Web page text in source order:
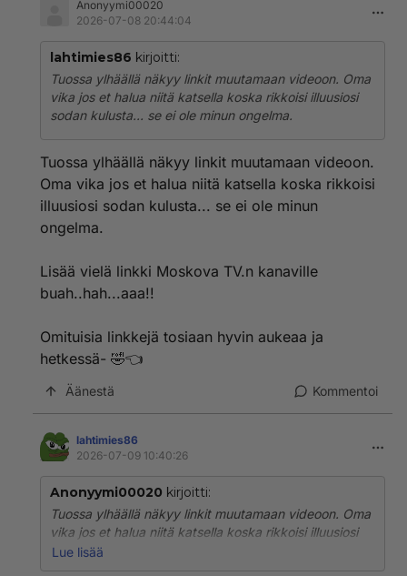
Anonyymi00020
2026-07-08 20:44:04
lahtimies86 kirjoitti:
Tuossa ylhäällä näkyy linkit muutamaan videoon. Oma
vika jos et halua niitä katsella koska rikkoisi illuusiosi
sodan kulusta... se ei ole minun ongelma.
Tuossa ylhäällä näkyy linkit muutamaan videoon.
Oma vika jos et halua niitä katsella koska rikkoisi
illuusiosi sodan kulusta... se ei ole minun
ongelma.
Lisää vielä linkki Moskova TV.n kanaville
buah..hah...aaa!!
Omituisia linkkejä tosiaan hyvin aukeaa ja
hetkessä- 🤣👈
Äänestä Kommentoi
lahtimies86
2026-07-09 10:40:26
Anonyymi00020 kirjoitti:
Tuossa ylhäällä näkyy linkit muutamaan videoon. Oma
vika jos et halua niitä katsella koska rikkoisi illuusiosi
sodan kulusta... se ei ole minun ongelma.
Lue lisää